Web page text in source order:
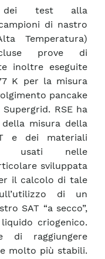
dei test alla
di nastro
Temperatura)
prove di
inoltre eseguite
K per la misura
pancake
RSE ha
misura della
e dei materiali
usati nelle
sviluppata
il calcolo di tale
di un
SAT “a secco”,
criogenico.
di raggiungere
molto più stabili.